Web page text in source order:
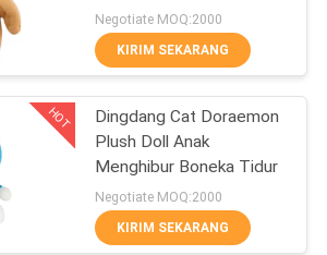
Boneka
Teddy
33
Tidur
Negotiate MOQ:2000
KIRIM SEKARANG
HOT
Dingdang Cat Doraemon
Plush Doll Anak
Menghibur Boneka Tidur
Negotiate MOQ:2000
KIRIM SEKARANG